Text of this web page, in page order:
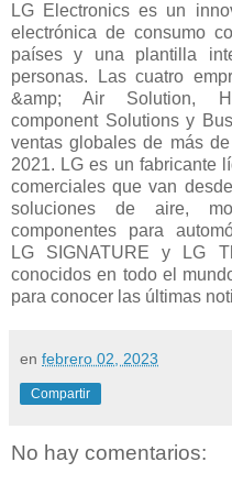
LG Electronics es un
electrónica de consumo
países y una plantilla
personas. Las cuatro
&amp; Air Solution,
component Solutions y
ventas globales de más
2021. LG es un fabricante
comerciales que van
soluciones de aire,
componentes para
LG SIGNATURE y LG
conocidos en todo el
para conocer las últimas
en febrero 02, 2023
Compartir
No hay comentarios: